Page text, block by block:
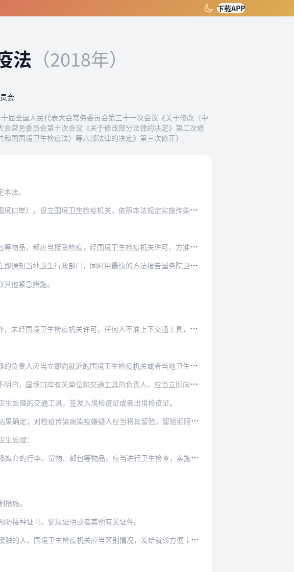
下载APP
法 （2018年）
会
届全国人民代表大会常务委员会第三十一次会议《关于修改〈中
常务委员会第十次会议《关于修改部分法律的决定》第二次修
国国境卫生检疫法〉等六部法律的决定》第三次修正）
法。
境卫生检疫机关，依照本法规定实施传染病检疫、监测和卫生监督。
，经国境卫生检疫机关许可，方准入境或者出境。具体办法由本法实施…
，同时用最快的方法报告国务院卫生行政部门，最迟不得超过二十四小…
他紧急措施。
许可，任何人不准上下交通工具，不准装卸行李、货物、邮包等物品。…
的国境卫生检疫机关或者当地卫生行政部门报告。除紧急情况外，未经…
和交通工具的负责人，应当立即向国境卫生检疫机关报告，并申请临时…
处理的交通工具，签发入境检疫证或者出境检疫证。
染病染疫嫌疑人应当将其留验，留验期限根据该传染病的潜伏期确定。
处理：
等物品，应当进行卫生检查，实施消毒、除鼠、除虫或者其他卫生处理。
施。
接种证书、健康证明或者其他有关证件。
关应当区别情况，发给就诊方便卡，实施留验或者采取其他预防、控制措…